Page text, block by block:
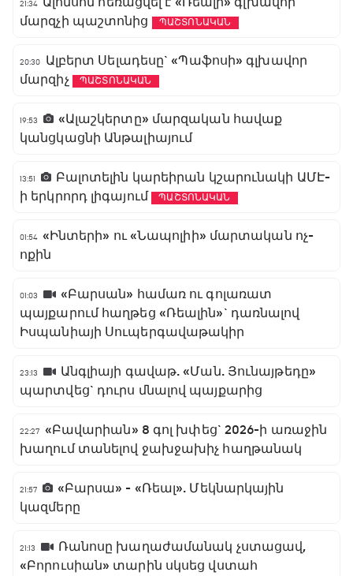
21:34
մարզչի պաշտոնից
ՊԱՇՏՈՆԱԿԱՆ
20:30
Ալբերտ Սելադեսը` «Պաֆոսի» գլխավոր
մարզիչ
ՊԱՇՏՈՆԱԿԱՆ
19:53
«Ալաշկերտը» մարզական հավաք
կանցկացնի Անթալիայում
13:51
Բալոտելին կարեիրան կշարունակի ԱՄԷ-
ի երկրորդ լիգայում
ՊԱՇՏՈՆԱԿԱՆ
01:54 «Ինտերի» ու «Նապոլիի» մարտական ոչ-
ոքին
01:03
«Բարսան» համառ ու գոլառատ
պայքարում հաղթեց «Ռեալին»` դառնալով
Իսպանիայի Սուպերգավաթակիր
23:13
Անգլիայի գավաթ. «Ման. Յունայթեդը»
պարտվեց` դուրս մնալով պայքարից
22:27 «Բավարիան» 8 գոլ խփեց` 2026-ի առաջին
խաղում տանելով ջախջախիչ հաղթանակ
21:57
«Բարսա» - «Ռեալ». Մեկնարկային
կազմերը
21:13
Ռանոսը խաղաժամանակ չստացավ,
«Բորուսիան» տարին սկսեց վստահ